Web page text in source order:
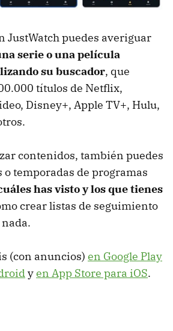
JustWatch puedes averiguar
serie o una película
su buscador, que
títulos de Netflix,
Disney+, Apple TV+, Hulu,
contenidos, también puedes
temporadas de programas
has visto y los que tienes
crear listas de seguimiento
(con anuncios) en Google Play
yen App Store para iOS.